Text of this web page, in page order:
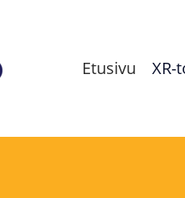
Etusivu XR-